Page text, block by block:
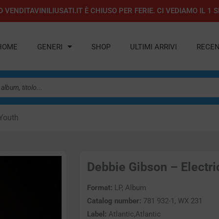
È CHIUSO PER FERIE. CI VEDIAMO IL 1
GENERI SHOP ULTIMI ARRIVI
Debbie Gibson –
Format: LP, Album
Catalog number: 781 932-1, WX 231
Label: Atlantic,Atlantic